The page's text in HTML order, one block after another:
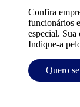
Confira
funcionários
especial. Sua
Indique-a
Quero